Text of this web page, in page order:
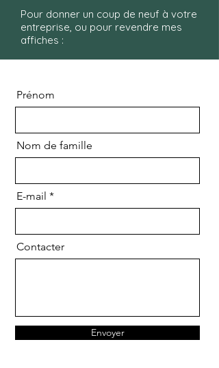
Pour donner un coup de neuf à votre
entreprise, ou pour revendre mes
affiches :
Prénom
Nom de famille
E-mail
Contacter
Envoyer